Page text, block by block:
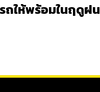
ถให้พร้อมในฤดูฝน